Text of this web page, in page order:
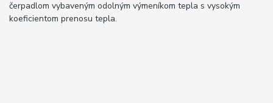
čerpadlom vybaveným odolným výmeníkom tepla s vysokým
koeficientom prenosu tepla.